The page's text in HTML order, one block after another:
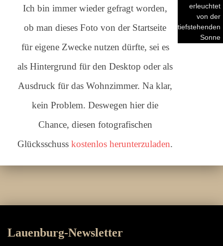
Ich bin immer wieder gefragt worden,
ob man dieses Foto von der Startseite
für eigene Zwecke nutzen dürfte, sei es
als Hintergrund für den Desktop oder als
Ausdruck für das Wohnzimmer. Na klar,
kein Problem. Deswegen hier die
Chance, diesen fotografischen
Glücksschuss kostenlos herunterzuladen.
erleuchtet
von der
tiefstehenden
Sonne
Lauenburg-Newsletter